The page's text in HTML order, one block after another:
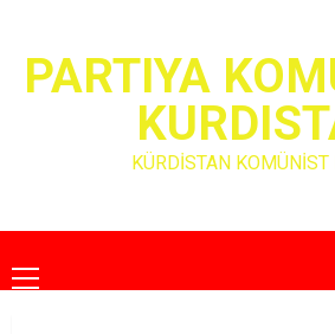
contentPARTIYA
KÜRDİSTAN KOMÜNİST
Primary
Menu